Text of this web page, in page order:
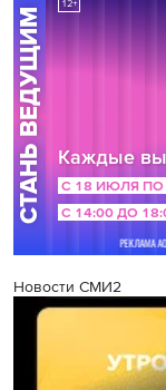
Новости СМИ2